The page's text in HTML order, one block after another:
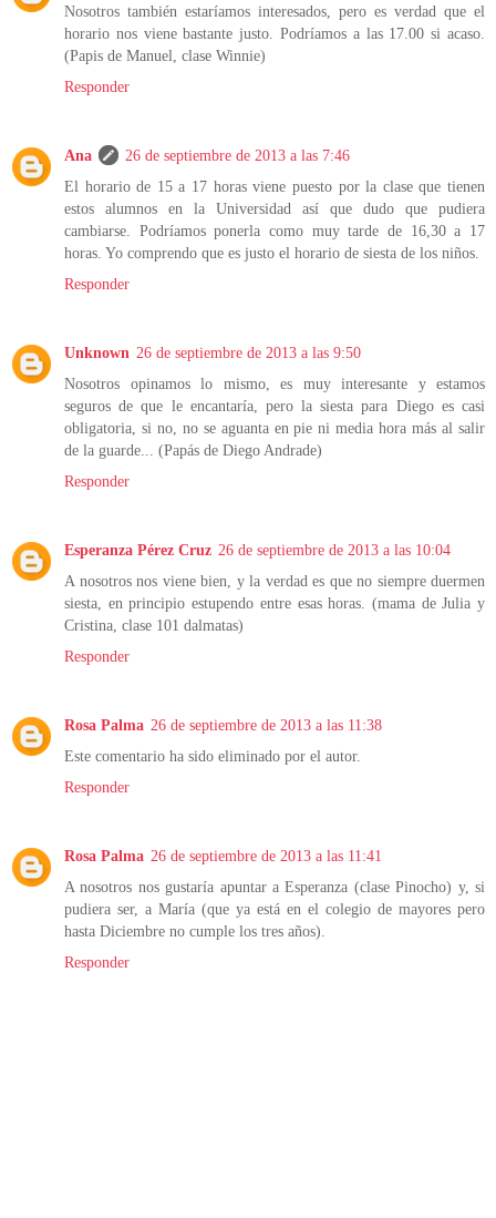
Nosotros también estaríamos interesados, pero es verdad que el
horario nos viene bastante justo. Podríamos a las 17.00 si acaso.
(Papis de Manuel, clase Winnie)
Responder
Ana
26 de septiembre de 2013 a las 7:46
El horario de 15 a 17 horas viene puesto por la clase que tienen
estos alumnos en la Universidad así que dudo que pudiera
cambiarse. Podríamos ponerla como muy tarde de 16,30 a 17
horas. Yo comprendo que es justo el horario de siesta de los niños.
Responder
Unknown 26 de septiembre de 2013 a las 9:50
Nosotros opinamos lo mismo, es muy interesante y estamos
seguros de que le encantaría, pero la siesta para Diego es casi
obligatoria, si no, no se aguanta en pie ni media hora más al salir
de la guarde... (Papás de Diego Andrade)
Responder
Esperanza Pérez Cruz 26 de septiembre de 2013 a las 10:04
A nosotros nos viene bien, y la verdad es que no siempre duermen
siesta, en principio estupendo entre esas horas. (mama de Julia y
Cristina, clase 101 dalmatas)
Responder
Rosa Palma 26 de septiembre de 2013 a las 11:38
Este comentario ha sido eliminado por el autor.
Responder
Rosa Palma 26 de septiembre de 2013 a las 11:41
A nosotros nos gustaría apuntar a Esperanza (clase Pinocho) y, si
pudiera ser, a María (que ya está en el colegio de mayores pero
hasta Diciembre no cumple los tres años).
Responder